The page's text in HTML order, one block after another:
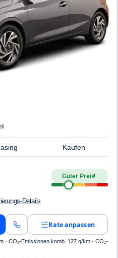
Kaufen
Guter Preis4
Details
Rate anpassen
· CO₂-Emissionen komb. 127 g/km · CO₂-